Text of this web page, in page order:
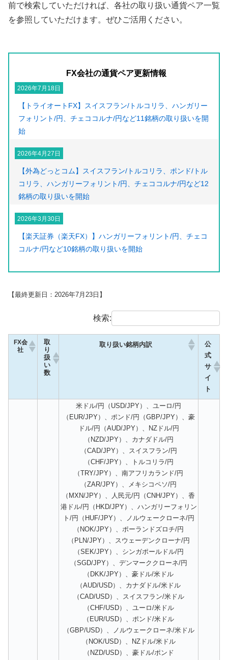
前で検索していただければ、各社の取り扱い通貨ペア一覧
を参照していただけます。ぜひご活用ください。
FX会社の通貨ペア更新情報
2026年7月18日
【トライオートFX】スイスフラン/トルコリラ、ハンガリー
フォリント/円、チェココルナ/円など11銘柄の取り扱いを開
始
2026年4月27日
【外為どっとコム】スイスフラン/トルコリラ、ポンド/トル
コリラ、ハンガリーフォリント/円、チェココルナ/円など12
銘柄の取り扱いを開始
2026年3月30日
【楽天証券（楽天FX）】ハンガリーフォリント/円、チェコ
コルナ/円など10銘柄の取り扱いを開始
【最終更新日：2026年7月23日】
検索:
FX会
社
取
り
扱
い
数
取り扱い銘柄内訳
公
式
サ
イ
ト
米ドル/円（USD/JPY）、ユーロ/円
（EUR/JPY）、ポンド/円（GBP/JPY）、豪
ドル/円（AUD/JPY）、NZドル/円
（NZD/JPY）、カナダドル/円
（CAD/JPY）、スイスフラン/円
（CHF/JPY）、トルコリラ/円
（TRY/JPY）、南アフリカランド/円
（ZAR/JPY）、メキシコペソ/円
（MXN/JPY）、人民元/円（CNH/JPY）、香
港ドル/円（HKD/JPY）、ハンガリーフォリン
ト/円（HUF/JPY）、ノルウェークローネ/円
（NOK/JPY）、ポーランドズロチ/円
（PLN/JPY）、スウェーデンクローナ/円
（SEK/JPY）、シンガポールドル/円
（SGD/JPY）、デンマーククローネ/円
（DKK/JPY）、豪ドル/米ドル
（AUD/USD）、カナダドル/米ドル
（CAD/USD）、スイスフラン/米ドル
（CHF/USD）、ユーロ/米ドル
（EUR/USD）、ポンド/米ドル
（GBP/USD）、ノルウェークローネ/米ドル
（NOK/USD）、NZドル/米ドル
（NZD/USD）、豪ドル/ポンド